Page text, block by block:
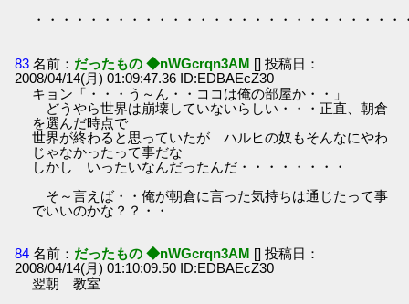
・・・・・・・・・・・・・・・・・・・・・・・・・・
83 名前： だったもの ◆nWGcrqn3AM [] 投稿日：
2008/04/14(月) 01:09:47.36 ID:EDBAEcZ30
キョン「・・・う～ん・・ココは俺の部屋か・・」
どうやら世界は崩壊していないらしい・・・正直、朝倉
を選んだ時点で
世界が終わると思っていたが ハルヒの奴もそんなにやわ
じゃなかったって事だな
しかし いったいなんだったんだ・・・・・・・・
そ～言えば・・俺が朝倉に言った気持ちは通じたって事
でいいのかな？？・・
84 名前： だったもの ◆nWGcrqn3AM [] 投稿日：
2008/04/14(月) 01:10:09.50 ID:EDBAEcZ30
翌朝 教室